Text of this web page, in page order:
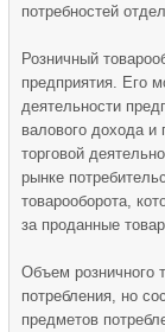
потребностей
Розничный
предприятия. Его
деятельности
валового дохода
торговой
рынке
товарооборота,
за проданные
Объем розничного
по­требления, но
предметов